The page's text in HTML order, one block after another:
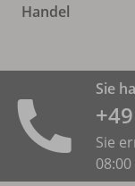
Handel
Sie
Sie